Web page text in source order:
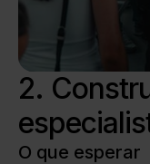
2.
O que esperar